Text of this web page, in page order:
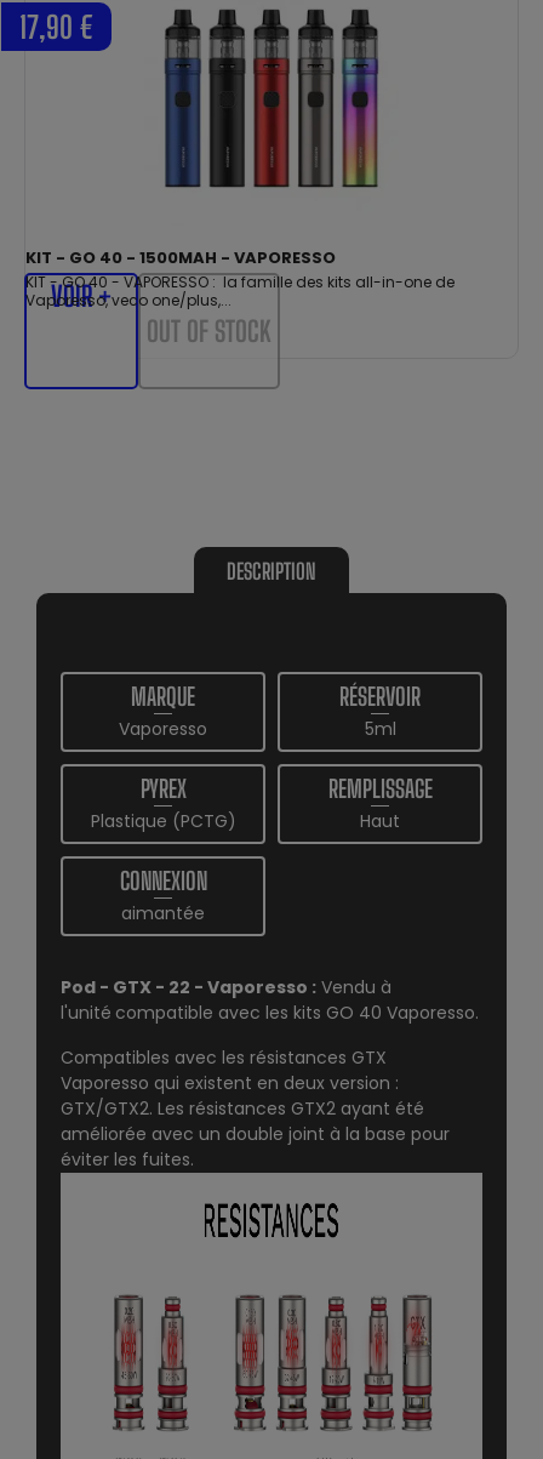
KIT - GO 40 - 1500MAH - VAPORESSO
KIT - GO 40 - VAPORESSO : la famille des kits all-in-one de
Vaporesso, veco one/plus,...
17,90 €
VOIR +
OUT OF STOCK
DESCRIPTION
MARQUE
Vaporesso
RÉSERVOIR
5ml
PYREX
Plastique (PCTG)
REMPLISSAGE
Haut
CONNEXION
aimantée
Pod - GTX - 22 - Vaporesso : Vendu à
l'unité compatible avec les kits GO 40 Vaporesso.
Compatibles avec les résistances GTX
Vaporesso qui existent en deux version :
GTX/GTX2. Les résistances GTX2 ayant été
améliorée avec un double joint à la base pour
éviter les fuites.